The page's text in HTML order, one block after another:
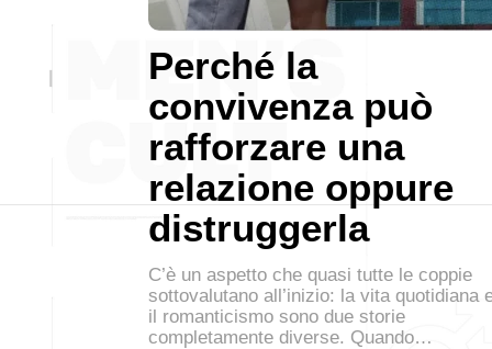
Perché la
convivenza può
rafforzare una
relazione oppure
distruggerla
C’è un aspetto che quasi tutte le coppie
sottovalutano all’inizio: la vita quotidiana
il romanticismo sono due storie
completamente diverse. Quando…